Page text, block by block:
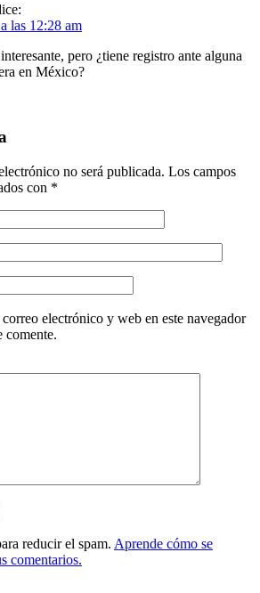
las 12:28 am
pero ¿tiene registro ante alguna
en México?
no será publicada. Los campos
con *
electrónico y web en este navegador
comente.
reducir el spam. Aprende cómo se
comentarios.